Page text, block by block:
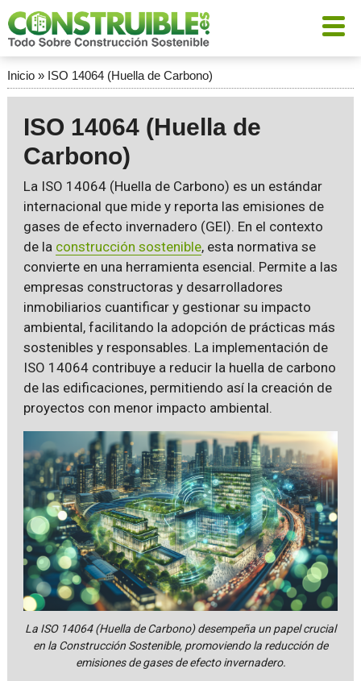
Inicio» ISO 14064 (Huella de Carbono)
ISO 14064 (Huella de
Carbono)
La ISO 14064 (Huella de Carbono) es un estándar
internacional que mide y reporta las emisiones de
gases de efecto invernadero (GEI). En el contexto
de la construcción sostenible, esta normativa se
convierte en una herramienta esencial. Permite a las
empresas constructoras y desarrolladores
inmobiliarios cuantificar y gestionar su impacto
ambiental, facilitando la adopción de prácticas más
sostenibles y responsables. La implementación de
ISO 14064 contribuye a reducir la huella de carbono
de las edificaciones, permitiendo así la creación de
proyectos con menor impacto ambiental.
La ISO 14064 (Huella de Carbono) desempeña un papel crucial
en la Construcción Sostenible, promoviendo la reducción de
emisiones de gases de efecto invernadero.